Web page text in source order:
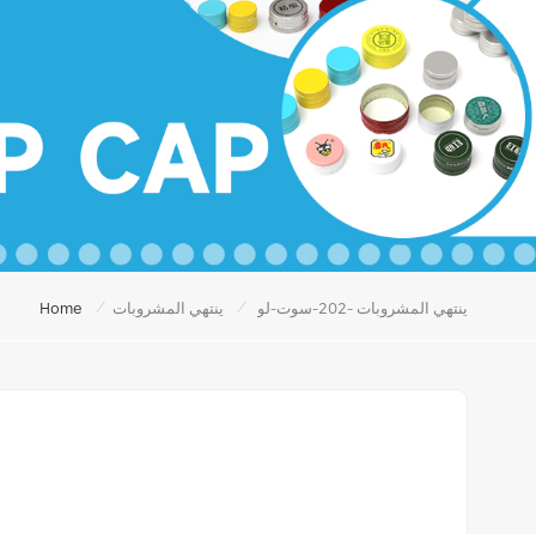
Home / ينتهي المشروبات / ينتهي المشروبات -202-سوت-لو